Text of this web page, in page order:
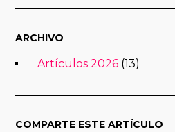
ARCHIVO
Artículos 2026 (13)
COMPARTE ESTE ARTÍCULO